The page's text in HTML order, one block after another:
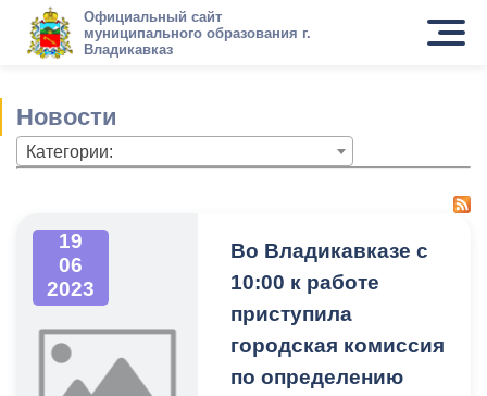
Официальный сайт
муниципального образования г.
Владикавказ
Новости
Категории:
19
06
2023
Во Владикавказе с
10:00 к работе
приступила
городская комиссия
по определению